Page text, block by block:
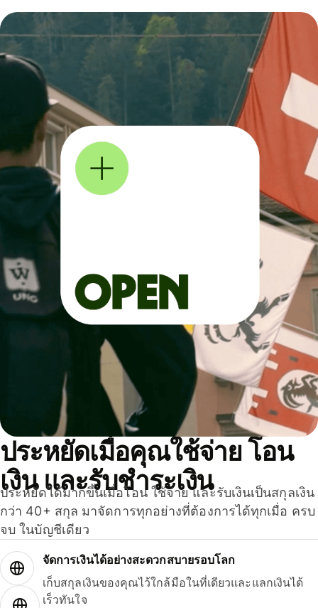
ประหยัดเมื่อคุณใช้จ่าย โอน
เงิน และรับชำระเงิน
ประหยัดได้มากขึ้นเมื่อโอน ใช้จ่าย และรับเงินเป็นสกุลเงิน
กว่า 40+ สกุล มาจัดการทุกอย่างที่ต้องการได้ทุกเมื่อ ครบ
จบ ในบัญชีเดียว
จัดการเงินได้อย่างสะดวกสบายรอบโลก
เก็บสกุลเงินของคุณไว้ใกล้มือในที่เดียวและแลกเงินได้
เร็วทันใจ